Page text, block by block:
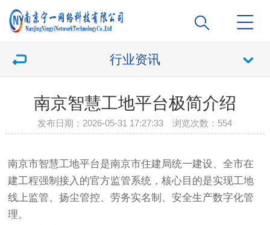
行业资讯
南京智慧工地平台极简介绍
发布日期：2026-05-31 17:27:33 浏览次数： 554
南京市智慧工地平台是南京市住建局统一建设、全市在
建工程强制接入的官方监管系统，核心目的是实现工地
线上监管、扬尘管控、劳务实名制、安全生产数字化管
理。